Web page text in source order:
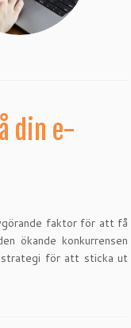
din e-
faktor för att få
ökande konkurrensen
för att sticka ut